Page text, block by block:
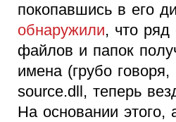
покопавшись в его
обнаружили, что ряд
файлов и папок
имена (грубо говоря,
source.dll, теперь
На основании этого,